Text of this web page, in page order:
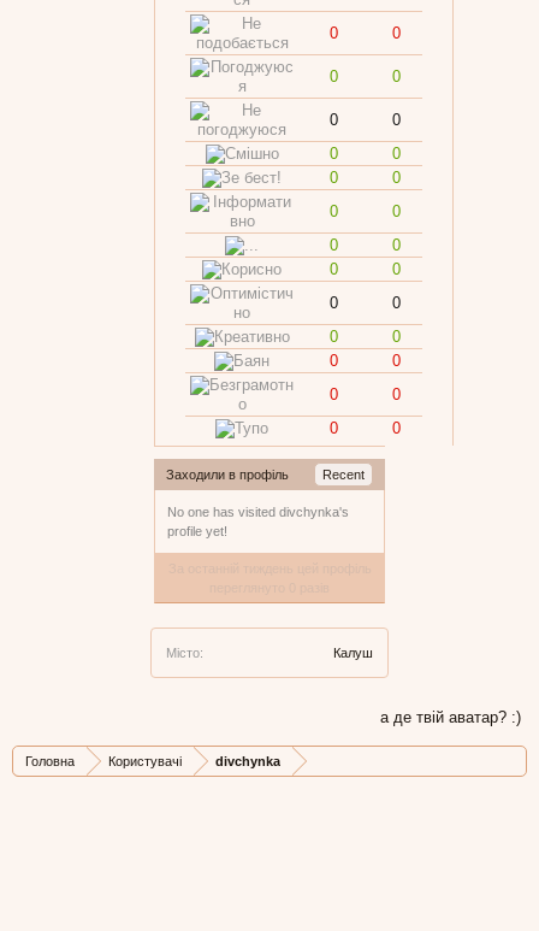
0 0
0 0
0
0
0
0
0
0
0
0
0
0
0
0
0
0
0
0
0
0
0
0
0
0
Заходили в профіль Recent
No one has visited divchynka's
profile yet!
Місто: Калуш
а де твій аватар? :)
Головна Користувачі divchynka